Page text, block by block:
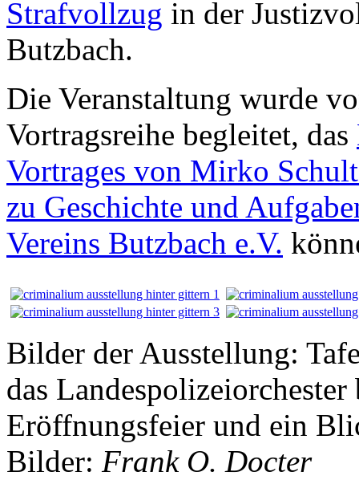
Strafvollzug in der
Butzbach.
Die Veranstaltung wurde
Vortragsreihe begleitet, das
Vortrages von Mirko
zu Geschichte und
Vereins Butzbach e.V.
Bilder der Ausstellung:
das Landespolizeiorchester
Eröffnungsfeier und ein
Bilder: Frank O. Docter